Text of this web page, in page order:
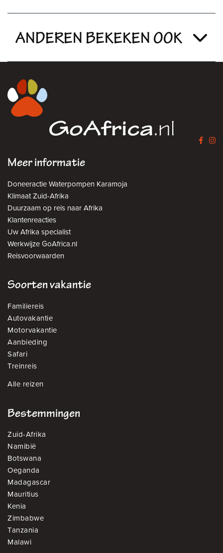
ANDEREN BEKEKEN OOK
Meer informatie
Doneeractie Waterpompen Karamoja
Klimaat Zuid-Afrika
Duurzaam op reis naar Afrika
Klantenreacties
Uw Afrika specialist
Werkwijze GoAfrica.nl
Reisvoorwaarden
Soorten vakantie
Familiereis
Autovakantie
Motorvakantie
Aanbieding
Safari
Treinreis
Alle reizen
Bestemmingen
Zuid-Afrika
Namibië
Botswana
Oeganda
Madagascar
Mauritius
Kenia
Zimbabwe
Tanzania
Malawi